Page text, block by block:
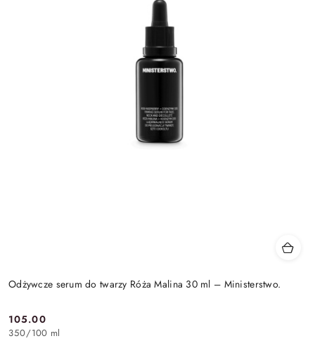
Odżywcze serum do twarzy Róża Malina 30 ml – Ministerstwo.
Cena:
105.00
350/100 ml